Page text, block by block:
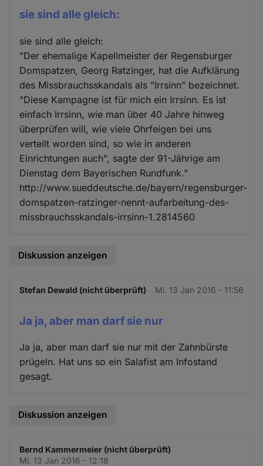
sie sind alle gleich:
sie sind alle gleich:
"Der ehemalige Kapellmeister der Regensburger
Domspatzen, Georg Ratzinger, hat die Aufklärung
des Missbrauchsskandals als "Irrsinn" bezeichnet.
"Diese Kampagne ist für mich ein Irrsinn. Es ist
einfach Irrsinn, wie man über 40 Jahre hinweg
überprüfen will, wie viele Ohrfeigen bei uns
verteilt worden sind, so wie in anderen
Einrichtungen auch", sagte der 91-Jährige am
Dienstag dem Bayerischen Rundfunk."
http://www.sueddeutsche.de/bayern/regensburger-
domspatzen-ratzinger-nennt-aufarbeitung-des-
missbrauchsskandals-irrsinn-1.2814560
Diskussion anzeigen
Stefan Dewald (nicht überprüft) Mi. 13 Jan 2016 - 11:56
Ja ja, aber man darf sie nur
Ja ja, aber man darf sie nur mit der Zahnbürste
prügeln. Hat uns so ein Salafist am Infostand
gesagt.
Diskussion anzeigen
Bernd Kammermeier (nicht überprüft)
Mi. 13 Jan 2016 - 12:18